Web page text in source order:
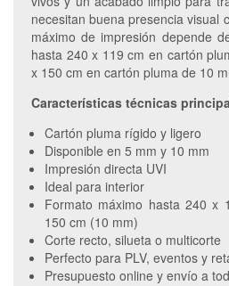
necesitan buena presencia visual
máximo de impresión depende
hasta 240 x 119 cm en cartón
x 150 cm en cartón pluma de 10
Características técnicas
Cartón pluma rígido y ligero
Disponible en 5 mm y 10 mm
Impresión directa UVI
Ideal para interior
Formato máximo hasta 240
150 cm (10 mm)
Corte recto, silueta o multicorte
Perfecto para PLV, eventos y
Presupuesto online y envío a